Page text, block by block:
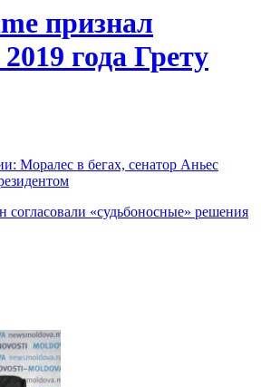
признал
года Грету
Моралес в бегах, сенатор Аньес
согласовали «судьбоносные» решения